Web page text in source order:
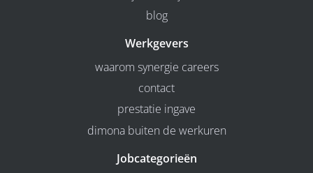
blog
Werkgevers
waarom synergie careers
contact
prestatie ingave
dimona buiten de werkuren
Jobcategorieën